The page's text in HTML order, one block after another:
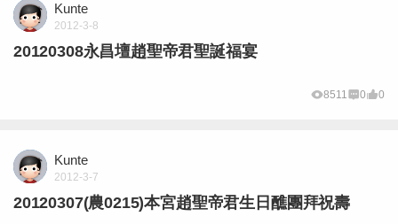
Kunte
2012-3-8
20120308永昌壇趙聖帝君聖誕福宴
8511 0 0
Kunte
2012-3-7
20120307(農0215)本宮趙聖帝君生日醮團拜祝壽